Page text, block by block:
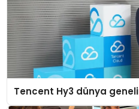
Tencent Hy3 dünya